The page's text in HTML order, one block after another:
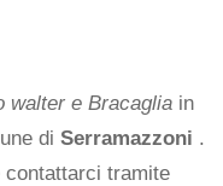
walter e Bracaglia in
di Serramazzoni .
contattarci tramite